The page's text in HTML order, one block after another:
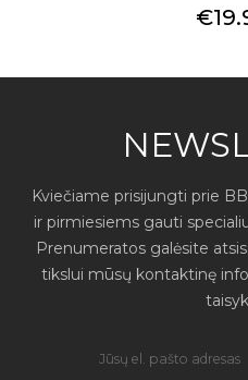
Kviečiame prisijungti prie
ir pirmiesiems gauti
Prenumeratos galėsite
tikslui mūsų kontaktinę